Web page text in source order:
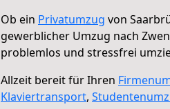
Ob ein Privatumzug von
gewerblicher Umzug nach
problemlos und stressfrei
Allzeit bereit für Ihren
Klaviertransport,